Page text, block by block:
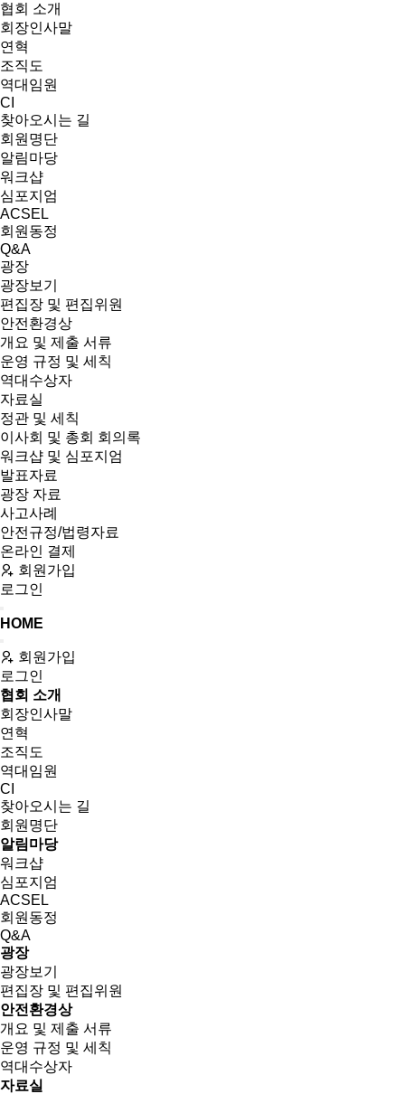
협회 소개
회장인사말
연혁
조직도
역대임원
CI
찾아오시는 길
회원명단
알림마당
워크샵
심포지엄
ACSEL
회원동정
Q&A
광장
광장보기
편집장 및 편집위원
안전환경상
개요 및 제출 서류
운영 규정 및 세칙
역대수상자
자료실
정관 및 세칙
이사회 및 총회 회의록
워크샵 및 심포지엄
발표자료
광장 자료
사고사례
안전규정/법령자료
온라인 결제
회원가입
로그인
HOME
회원가입
로그인
협회 소개
회장인사말
연혁
조직도
역대임원
CI
찾아오시는 길
회원명단
알림마당
워크샵
심포지엄
ACSEL
회원동정
Q&A
광장
광장보기
편집장 및 편집위원
안전환경상
개요 및 제출 서류
운영 규정 및 세칙
역대수상자
자료실